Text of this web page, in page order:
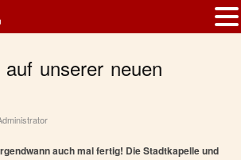
unserer neuen
auch mal fertig! Die Stadtkapelle und